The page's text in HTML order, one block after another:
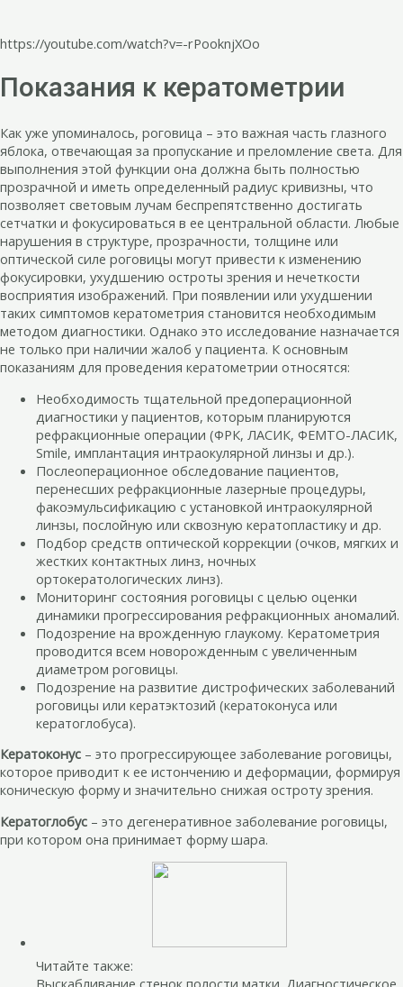
https://youtube.com/watch?v=-rPooknjXOo
Показания к кератометрии
Как уже упоминалось, роговица – это важная часть глазного
яблока, отвечающая за пропускание и преломление света. Для
выполнения этой функции она должна быть полностью
прозрачной и иметь определенный радиус кривизны, что
позволяет световым лучам беспрепятственно достигать
сетчатки и фокусироваться в ее центральной области. Любые
нарушения в структуре, прозрачности, толщине или
оптической силе роговицы могут привести к изменению
фокусировки, ухудшению остроты зрения и нечеткости
восприятия изображений. При появлении или ухудшении
таких симптомов кератометрия становится необходимым
методом диагностики. Однако это исследование назначается
не только при наличии жалоб у пациента. К основным
показаниям для проведения кератометрии относятся:
Необходимость тщательной предоперационной
диагностики у пациентов, которым планируются
рефракционные операции (ФРК, ЛАСИК, ФЕМТО-ЛАСИК,
Smile, имплантация интраокулярной линзы и др.).
Послеоперационное обследование пациентов,
перенесших рефракционные лазерные процедуры,
факоэмульсификацию с установкой интраокулярной
линзы, послойную или сквозную кератопластику и др.
Подбор средств оптической коррекции (очков, мягких и
жестких контактных линз, ночных
ортокератологических линз).
Мониторинг состояния роговицы с целью оценки
динамики прогрессирования рефракционных аномалий.
Подозрение на врожденную глаукому. Кератометрия
проводится всем новорожденным с увеличенным
диаметром роговицы.
Подозрение на развитие дистрофических заболеваний
роговицы или кератэктозий (кератоконуса или
кератоглобуса).
Кератоконус – это прогрессирующее заболевание роговицы,
которое приводит к ее истончению и деформации, формируя
коническую форму и значительно снижая остроту зрения.
Кератоглобус – это дегенеративное заболевание роговицы,
при котором она принимает форму шара.
Читайте также:
Выскабливание стенок полости матки. Диагностическое